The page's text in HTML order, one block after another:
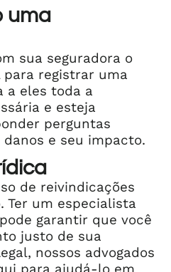
uma
sua seguradora o
para registrar uma
a eles toda a
e esteja
perguntas
e seu impacto.
de reivindicações
Ter um especialista
garantir que você
justo de sua
nossos advogados